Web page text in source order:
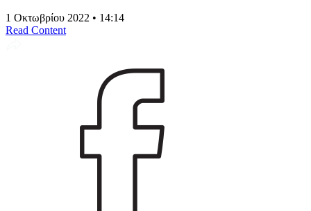
1 Οκτωβρίου 2022 • 14:14
Read Content